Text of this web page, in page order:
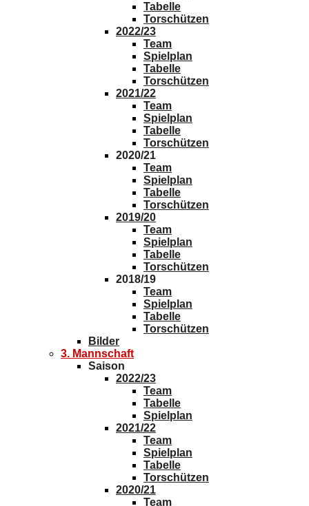
Tabelle
Torschützen
2022/23
Team
Spielplan
Tabelle
Torschützen
2021/22
Team
Spielplan
Tabelle
Torschützen
2020/21
Team
Spielplan
Tabelle
Torschützen
2019/20
Team
Spielplan
Tabelle
Torschützen
2018/19
Team
Spielplan
Tabelle
Torschützen
Bilder
3. Mannschaft
Saison
2022/23
Team
Tabelle
Spielplan
2021/22
Team
Spielplan
Tabelle
Torschützen
2020/21
Team